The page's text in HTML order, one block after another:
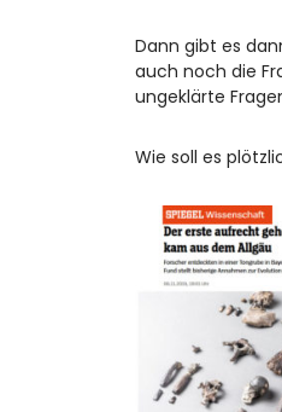
Dann gibt es
auch noch die
ungeklärte
Wie soll es